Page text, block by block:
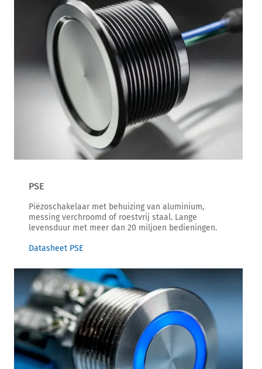
PSE
Piëzoschakelaar met behuizing van aluminium,
messing verchroomd of roestvrij staal. Lange
levensduur met meer dan 20 miljoen bedieningen.
Datasheet PSE